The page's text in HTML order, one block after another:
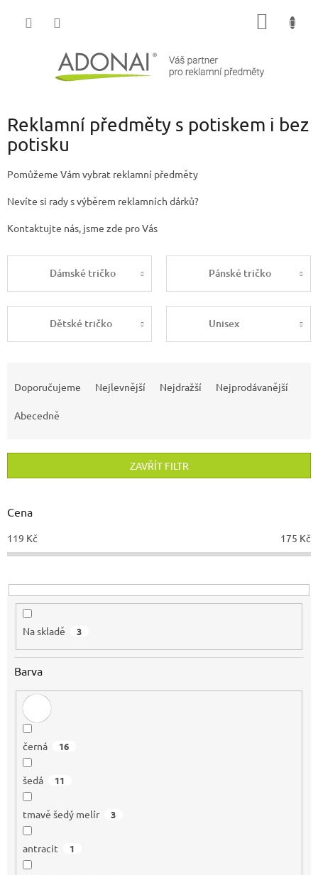
Reklamní předměty s potiskem i bez
potisku
Pomůžeme Vám vybrat reklamní předměty
Nevíte si rady s výběrem reklamních dárků?
Kontaktujte nás, jsme zde pro Vás
Dámské tričko Pánské tričko
Dětské tričko Unisex
r
d
k
t
Doporučujeme Nejlevnější Nejdražší Nejprodávanější
Abecedně
ZAVŘÍT FILTR
Cena
119 Kč 175 Kč
Na skladě 3
Barva
černá 16
šedá 11
tmavě šedý melír 3
antracit 1